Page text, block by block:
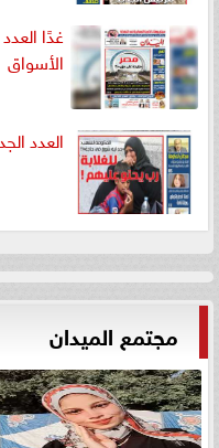
غدًا
الأسواق
العدد
مجتمع الميدان